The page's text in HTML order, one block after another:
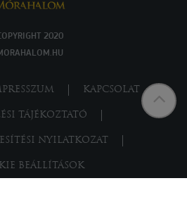
2020
KAPCSOLAT
TÁJÉKOZTATÓ
NYILATKOZAT
BEÁLLÍTÁSOK